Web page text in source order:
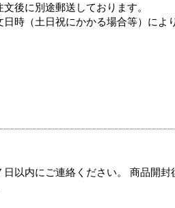
後に別途郵送しております。
時（土日祝にかかる場合等）によ
以内にご連絡ください。 商品開